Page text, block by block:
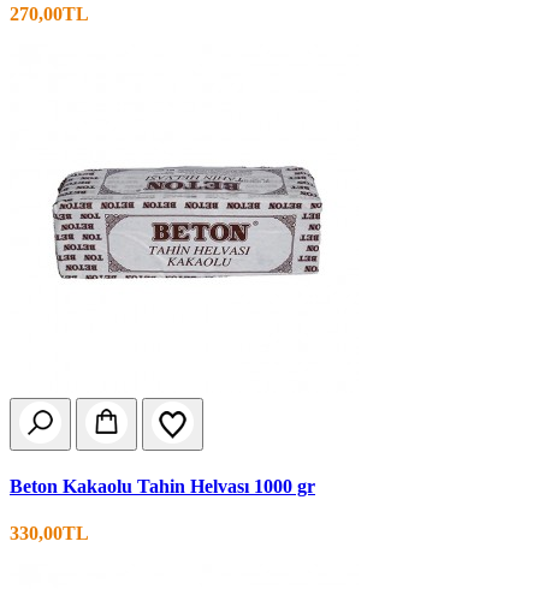
270,00TL
Beton Kakaolu Tahin Helvası 1000 gr
330,00TL